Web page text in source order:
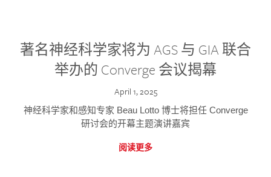
著名神经科学家将为 AGS 与 GIA 联合
举办的 Converge 会议揭幕
April 1, 2025
神经科学家和感知专家 Beau Lotto 博士将担任 Converge
研讨会的开幕主题演讲嘉宾
阅读更多